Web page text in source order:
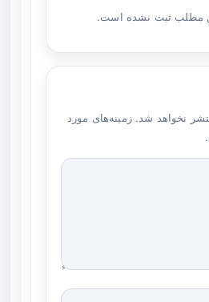
مطلب ثبت نشده است.
نخواهد شد. زمینه‌های مورد